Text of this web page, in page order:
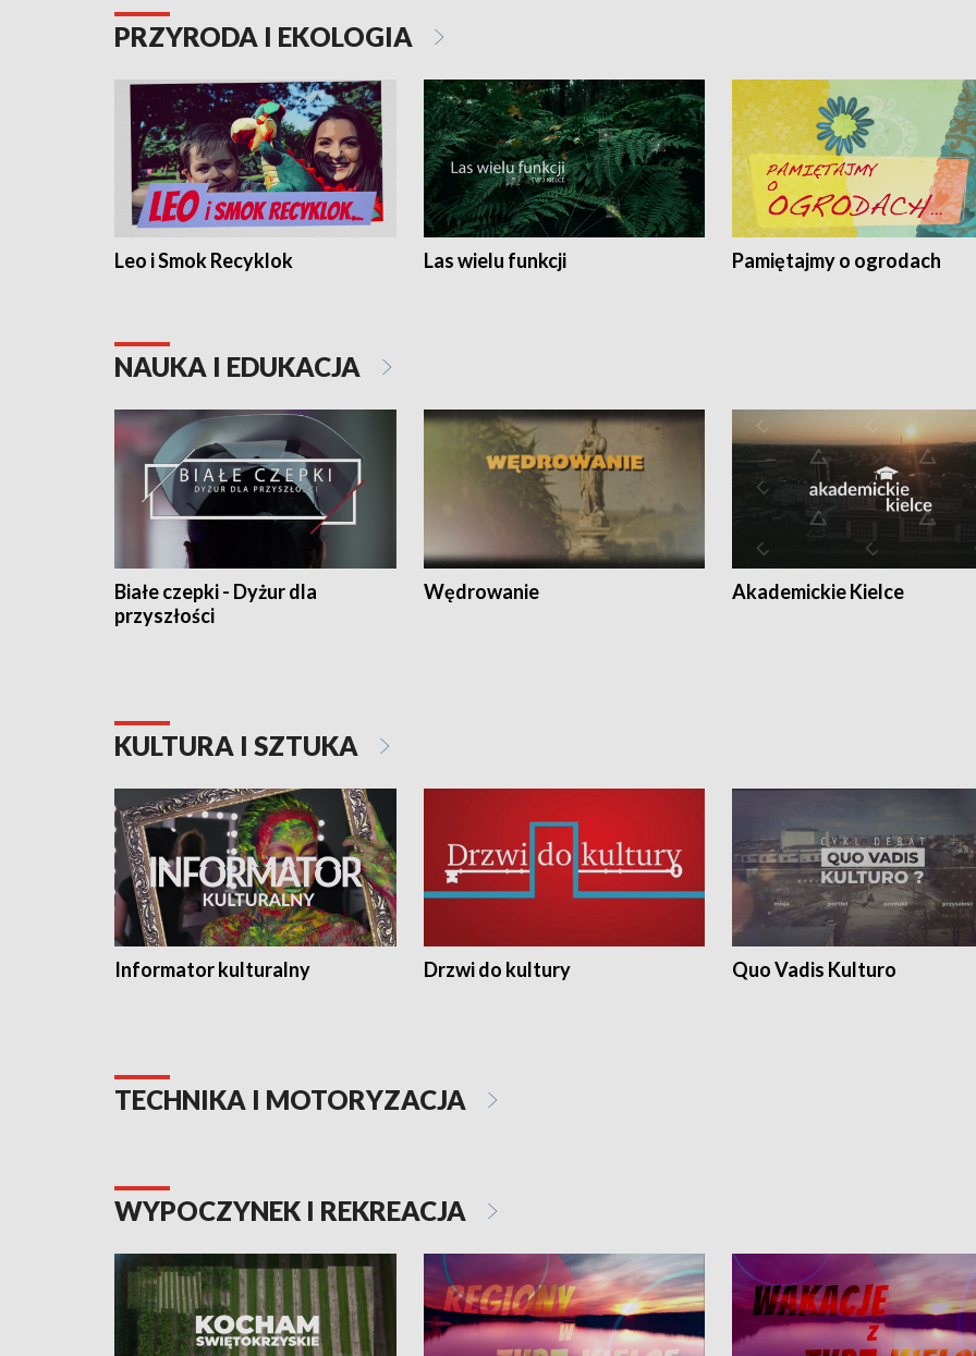
PRZYRODA I EKOLOGIA
Leo i Smok Recyklok Las wielu funkcji Pamiętajmy o ogrodach
NAUKA I EDUKACJA
Białe czepki - Dyżur dla
przyszłości
Wędrowanie Akademickie Kielce
KULTURA I SZTUKA
Informator kulturalny Drzwi do kultury Quo Vadis Kulturo
TECHNIKA I MOTORYZACJA
WYPOCZYNEK I REKREACJA